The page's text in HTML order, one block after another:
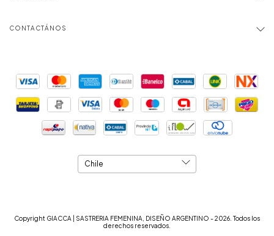
CONTACTÁNOS
Copyright GIACCA | SASTRERIA FEMENINA, DISEÑO ARGENTINO - 2026. Todos los
derechos reservados.